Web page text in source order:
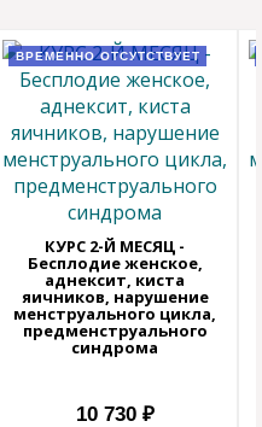
ВРЕМЕННО ОТСУТСТВУЕТ
КУРС 2-Й МЕСЯЦ -
Бесплодие женское,
аднексит, киста
яичников, нарушение
менструального цикла,
предменструального
синдрома
10 730 ₽